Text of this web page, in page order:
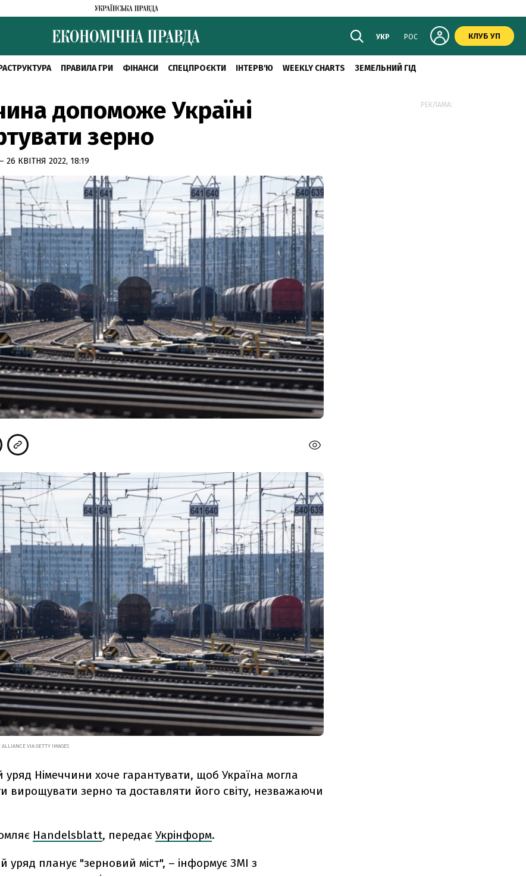
УКР РОС КЛУБ УП
ПРАВИЛА ГРИ ФІНАНСИ СПЕЦПРОЄКТИ ІНТЕРВ'Ю WEEKLY CHARTS ЗЕМЕЛЬНИЙ ГІД
допоможе Україні
зерно
26 КВІТНЯ 2022, 18:19
VIA GETTY IMAGES
Німеччини хоче гарантувати, щоб Україна могла
вирощувати зерно та доставляти його світу, незважаючи
Handelsblatt, передає Укрінформ.
уряд планує "зерновий міст", – інформує ЗМІ з
РЕКЛАМА: